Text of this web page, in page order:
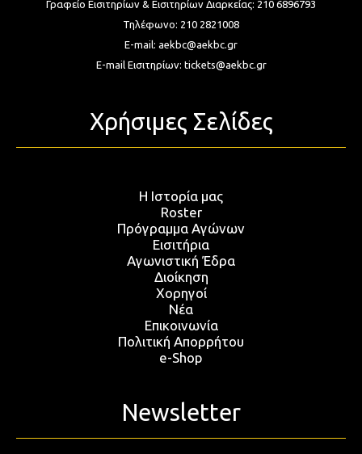
Γραφείο Εισιτηρίων & Εισιτηρίων Διαρκείας: 210 6896793
Τηλέφωνο: 210 2821008
E-mail: aekbc@aekbc.gr
E-mail Εισιτηρίων: tickets@aekbc.gr
Χρήσιμες Σελίδες
Η Ιστορία μας
Roster
Πρόγραμμα Αγώνων
Εισιτήρια
Αγωνιστική Έδρα
Διοίκηση
Χορηγοί
Νέα
Επικοινωνία
Πολιτική Απορρήτου
e-Shop
Newsletter